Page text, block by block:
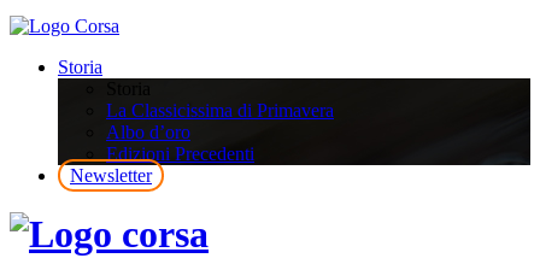
Storia
La Classicissima di Primavera
Albo d’oro
Edizioni Precedenti
Newsletter